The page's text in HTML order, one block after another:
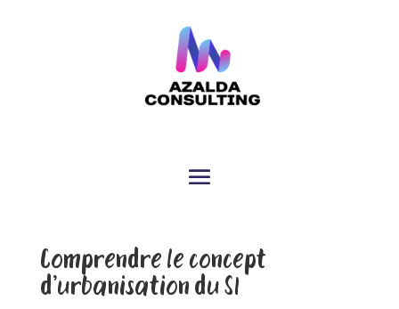
Comprendre le concept
d’urbanisation du SI